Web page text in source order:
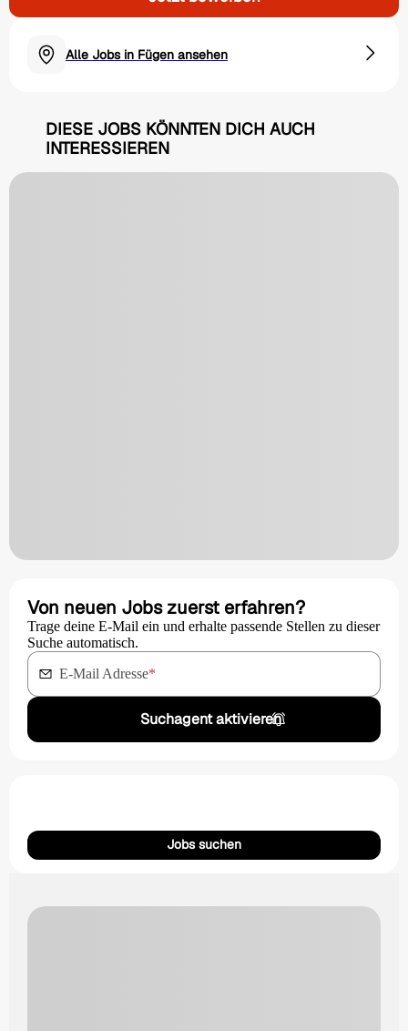
Alle Jobs in Fügen ansehen
DIESE JOBS KÖNNTEN DICH AUCH
INTERESSIEREN
Von neuen Jobs zuerst erfahren?
Trage deine E-Mail ein und erhalte passende Stellen zu dieser
Suche automatisch.
E-Mail Adresse*
Suchagent aktivieren
Jobs suchen